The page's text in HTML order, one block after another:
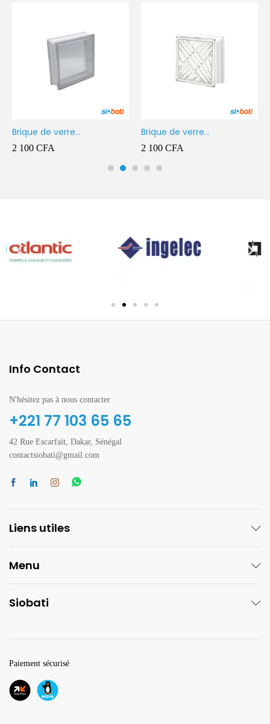
Brique de verre
190X190X80MM Transparent
2 100 CFA
Brique de verre
190X190X80MM CROSS
2 100 CFA
Info Contact
N'hésitez pas à nous contacter
+221 77 103 65 65
42 Rue Escarfait, Dakar, Sénégal
contactsiobati@gmail.com
Liens utiles
Menu
Siobati
Paiement sécurisé